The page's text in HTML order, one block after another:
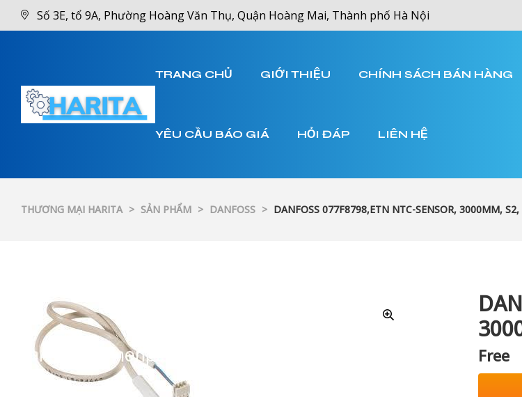
Số 3E, tổ 9A, Phường Hoàng Văn Thụ, Quận Hoàng Mai, Thành phố Hà Nội
TRANG CHỦ GIỚI THIỆU CHÍNH SÁCH BÁN HÀNG
YÊU CẦU BÁO GIÁ HỎI ĐÁP LIÊN HỆ
THƯƠNG MẠI HARITA > SẢN PHẨM > DANFOSS > DANFOSS 077F8798,ETN NTC-SENSOR, 3000MM, S2,
Free